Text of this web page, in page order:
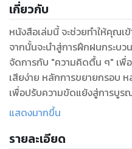
เกี่ยวกับ
หนังสือเล่มนี้ จะช่วยทำให้คุณเ
จากนั้นจะนำสู่การฝึกฝนกระบ
จัดการกับ "ความคิดตื้น ๆ" เพื่
เสียง่าย หลักการขยายกรอบ
เพื่อปรับความขัดแย้งสู่การบู
ทัศนคติและนิสัยนักคิดเชิงบูรณ
บูรณาการเป็น" อย่างแท้จริง...
แสดงมากขึ้น
รายละเอียด